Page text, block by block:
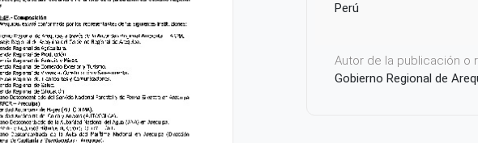
Perú
Autor de la publicación o
Gobierno Regional de